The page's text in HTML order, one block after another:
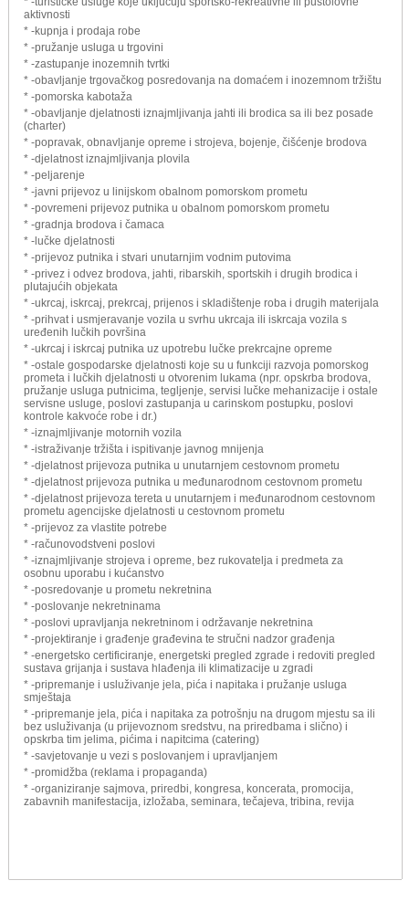
aktivnosti
* -kupnja i prodaja robe
* -pružanje usluga u trgovini
* -zastupanje inozemnih tvrtki
* -obavljanje trgovačkog posredovanja na domaćem i inozemnom tržištu
* -pomorska kabotaža
* -obavljanje djelatnosti iznajmljivanja jahti ili brodica sa ili bez posade
(charter)
* -popravak, obnavljanje opreme i strojeva, bojenje, čišćenje brodova
* -djelatnost iznajmljivanja plovila
* -peljarenje
* -javni prijevoz u linijskom obalnom pomorskom prometu
* -povremeni prijevoz putnika u obalnom pomorskom prometu
* -gradnja brodova i čamaca
* -lučke djelatnosti
* -prijevoz putnika i stvari unutarnjim vodnim putovima
* -privez i odvez brodova, jahti, ribarskih, sportskih i drugih brodica i
plutajućih objekata
* -ukrcaj, iskrcaj, prekrcaj, prijenos i skladištenje roba i drugih materijala
* -prihvat i usmjeravanje vozila u svrhu ukrcaja ili iskrcaja vozila s
uređenih lučkih površina
* -ukrcaj i iskrcaj putnika uz upotrebu lučke prekrcajne opreme
* -ostale gospodarske djelatnosti koje su u funkciji razvoja pomorskog
prometa i lučkih djelatnosti u otvorenim lukama (npr. opskrba brodova,
pružanje usluga putnicima, tegljenje, servisi lučke mehanizacije i ostale
servisne usluge, poslovi zastupanja u carinskom postupku, poslovi
kontrole kakvoće robe i dr.)
* -iznajmljivanje motornih vozila
* -istraživanje tržišta i ispitivanje javnog mnijenja
* -djelatnost prijevoza putnika u unutarnjem cestovnom prometu
* -djelatnost prijevoza putnika u međunarodnom cestovnom prometu
* -djelatnost prijevoza tereta u unutarnjem i međunarodnom cestovnom
prometu agencijske djelatnosti u cestovnom prometu
* -prijevoz za vlastite potrebe
* -računovodstveni poslovi
* -iznajmljivanje strojeva i opreme, bez rukovatelja i predmeta za
osobnu uporabu i kućanstvo
* -posredovanje u prometu nekretnina
* -poslovanje nekretninama
* -poslovi upravljanja nekretninom i održavanje nekretnina
* -projektiranje i građenje građevina te stručni nadzor građenja
* -energetsko certificiranje, energetski pregled zgrade i redoviti pregled
sustava grijanja i sustava hlađenja ili klimatizacije u zgradi
* -pripremanje i usluživanje jela, pića i napitaka i pružanje usluga
smještaja
* -pripremanje jela, pića i napitaka za potrošnju na drugom mjestu sa ili
bez usluživanja (u prijevoznom sredstvu, na priredbama i slično) i
opskrba tim jelima, pićima i napitcima (catering)
* -savjetovanje u vezi s poslovanjem i upravljanjem
* -promidžba (reklama i propaganda)
* -organiziranje sajmova, priredbi, kongresa, koncerata, promocija,
zabavnih manifestacija, izložaba, seminara, tečajeva, tribina, revija